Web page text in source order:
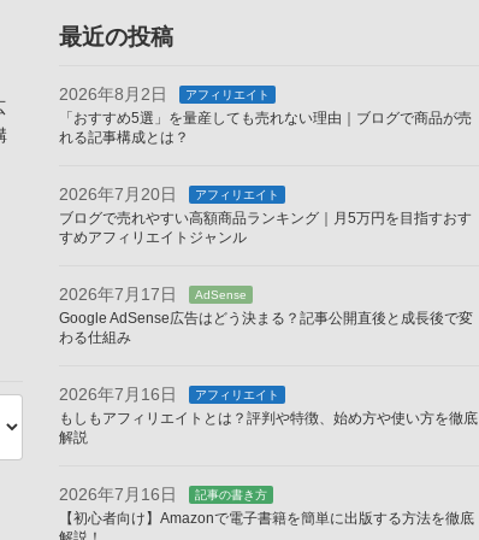
最近の投稿
2026年8月2日 アフィリエイト
「おすすめ5選」を量産しても売れない理由｜ブログで商品が売
れる記事構成とは？
2026年7月20日 アフィリエイト
ブログで売れやすい高額商品ランキング｜月5万円を目指すおす
すめアフィリエイトジャンル
2026年7月17日 AdSense
Google AdSense広告はどう決まる？記事公開直後と成長後で変
わる仕組み
2026年7月16日 アフィリエイト
もしもアフィリエイトとは？評判や特徴、始め方や使い方を徹底
解説
2026年7月16日 記事の書き方
【初心者向け】Amazonで電子書籍を簡単に出版する方法を徹底